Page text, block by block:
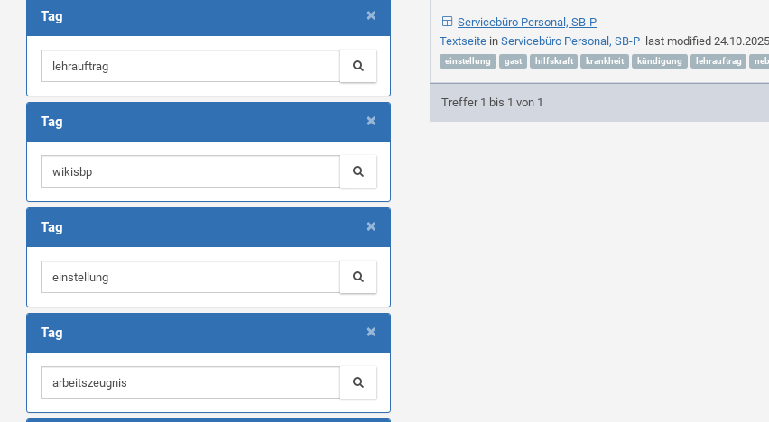
×
Tag
×
Tag
×
Tag
×
Tag
Servicebüro Personal, SB-P
Textseite inServicebüro Personal, SB-P last modified24.10.2025
einstellung
gast hilfskraft krankheit kündigung lehrauftrag
Treffer 1 bis 1 von 1